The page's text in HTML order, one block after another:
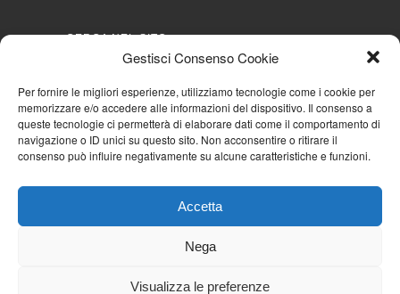
Gestisci Consenso Cookie
Per fornire le migliori esperienze, utilizziamo tecnologie come i cookie per
memorizzare e/o accedere alle informazioni del dispositivo. Il consenso a
queste tecnologie ci permetterà di elaborare dati come il comportamento di
navigazione o ID unici su questo sito. Non acconsentire o ritirare il
consenso può influire negativamente su alcune caratteristiche e funzioni.
Accetta
Nega
Visualizza le preferenze
CERCA NEL SITO
NAVIGA PER
Mappa completa
Mappa categorie
Cookie Policy (UE)
Iscriviti alla Community AziendaCondominio